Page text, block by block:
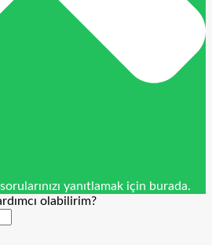
yanıtlamak için burada.
olabilirim?